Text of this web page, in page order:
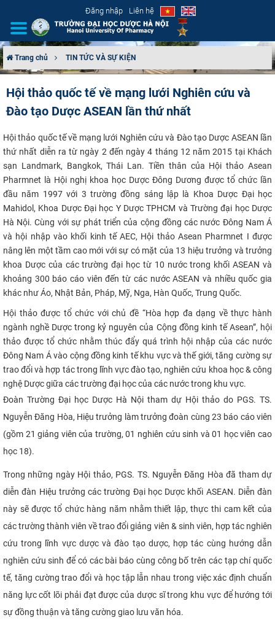
Đăng nhập Liên hệ
CƠ CẤU TỔ CHỨC
TUYỂN SINH
ĐÀO TẠO
ĐẢM BẢO CHẤT LƯỢNG
KHOA HỌC CÔNG NGHỆ
HTQT
CỰU NGƯỜI HỌC
Trang chủ TIN TỨC VÀ SỰ KIỆN
Hội thảo quốc tế về mạng lưới Nghiên cứu và
Đào tạo Dược ASEAN lần thứ nhất
Hội thảo quốc tế về mạng lưới Nghiên cứu và Đào tạo Dược ASEAN lần
thứ nhất diễn ra từ ngày 2 đến ngày 4 tháng 12 năm 2015 tại Khách
sạn Landmark, Bangkok, Thái Lan. Tiền thân của Hội thảo Asean
Pharmnet là Hội nghị khoa học Dược Đông Dương được tổ chức lần
đầu năm 1997 với 3 trường đồng sáng lập là Khoa Dược Đại học
Mahidol, Khoa Dược Đại học Y Dược TPHCM và Trường đại học Dược
Hà Nội. Cùng với sự phát triển của cộng đồng các nước Đông Nam Á
và hội nhập vào khối kinh tế AEC, Hội thảo Asean Pharmnet I được
nâng lên một tầm cao mới với sự có mặt của 13 hiệu trưởng và trưởng
khoa Dược của các trường đại học từ 10 nước trong khối ASEAN và
khoảng 300 báo cáo viên đến từ các nước ASEAN và nhiều quốc gia
khác như Áo, Nhật Bản, Pháp, Mỹ, Nga, Hàn Quốc, Trung Quốc.
Hội thảo được tổ chức với chủ đề “Hòa hợp đa dạng về thực hành
ngành nghề Dược trong kỷ nguyên của Cộng đồng kinh tế Asean”, hội
thảo được tổ chức nhằm thúc đẩy quá trình hội nhập của các nước
Đông Nam Á vào cộng đồng kinh tế khu vực và thế giới, tăng cường sự
trao đổi và hợp tác trong lĩnh vực đào tạo, nghiên cứu khoa học & công
nghệ Dược giữa các trường đại học của các nước trong khu vực.
Đoàn Trường Đại học Dược Hà Nội tham dự Hội thảo do PGS. TS.
Nguyễn Đăng Hòa, Hiệu trưởng làm trưởng đoàn cùng 23 báo cáo viên
(gồm 21 giảng viên của trường, 01 nghiên cứu sinh và 01 học viên cao
học 18).
Trong những ngày Hội thảo, PGS. TS. Nguyễn Đăng Hòa đã tham dự
diễn đàn Hiệu trưởng các trường Đại học Dược khối ASEAN. Diễn đàn
này sẽ được tổ chức hàng năm nhằm thiết lập, thực thi cam kết của
các trường thành viên về trao đổi giảng viên & sinh viên, hợp tác nghiên
cứu trong lĩnh vực dược và đào tạo dược, hợp tác cùng hướng dẫn
nghiên cứu sinh để có các bài báo cùng công bố trên các tạp chí quốc
tế, tăng cường trao đổi và học tập lẫn nhau trong việc xác định chuẩn
năng lực cốt lõi phải đạt được của dược sĩ trong khu vực để hướng tới
sự đồng thuận và tăng cường giao lưu văn hóa.